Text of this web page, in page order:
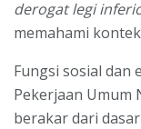
derogat legi
memahami
Fungsi sosial dan
Pekerjaan Umum
berakar dari